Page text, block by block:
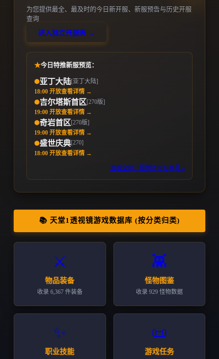
为您提供最全、最及时的今日新开服、新服预告与历史开服
查询
进入独立开服表 →
★今日特推新服预览：
⬤亚丁大陆[亚丁大陆]
18:00 开放查看详情 →
⬤吉尔塔斯首区 [270版]
19:00 开放查看详情 →
⬤奇岩首区 [270版]
19:00 开放查看详情 →
⬤盛世庆典[270]
18:00 开放查看详情 →
查看全部开服倒计时与群号 »
📚 天堂1透视镜游戏数据库 (按分类归类)
⚔️
物品装备
收录 6,367 件装备
👾
怪物图鉴
收录 929 怪物数据
✨
职业技能
📜
游戏任务